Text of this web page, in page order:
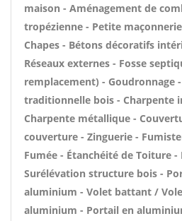
maison - Aménagement de
tropézienne - Petite
Chapes - Bétons décoratifs
Réseaux externes - Fosse
remplacement) - Goudronnage
traditionnelle bois - Charpente
Charpente métallique -
couverture - Zinguerie -
Fumée - Étanchéité de Toiture
Surélévation structure bois -
aluminium - Volet battant /
aluminium - Portail en